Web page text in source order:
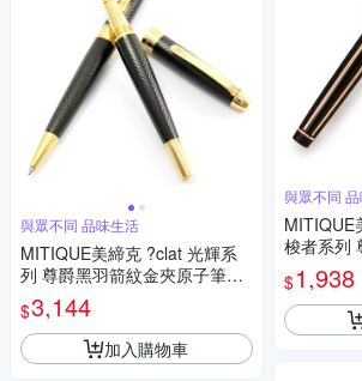
與眾不同 品味生活
MITIQUE美締克 ?clat 光輝系
列 尊爵黑羽箭紋金夾原子筆&
鋼筆禮盒組
$3,144
加入購物車
與眾不同
MITIQUE
梭者系列
夾鋼筆 F尖
$1,938